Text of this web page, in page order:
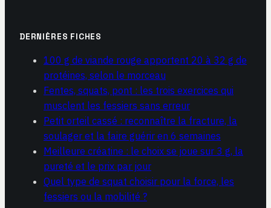
DERNIÈRES FICHES
100 g de viande rouge apportent 20 à 32 g de
protéines, selon le morceau
Fentes, squats, pont : les trois exercices qui
musclent les fessiers sans erreur
Petit orteil cassé : reconnaître la fracture, la
soulager et la faire guérir en 6 semaines
Meilleure créatine : le choix se joue sur 3 g, la
pureté et le prix par jour
Quel type de squat choisir pour la force, les
fessiers ou la mobilité ?